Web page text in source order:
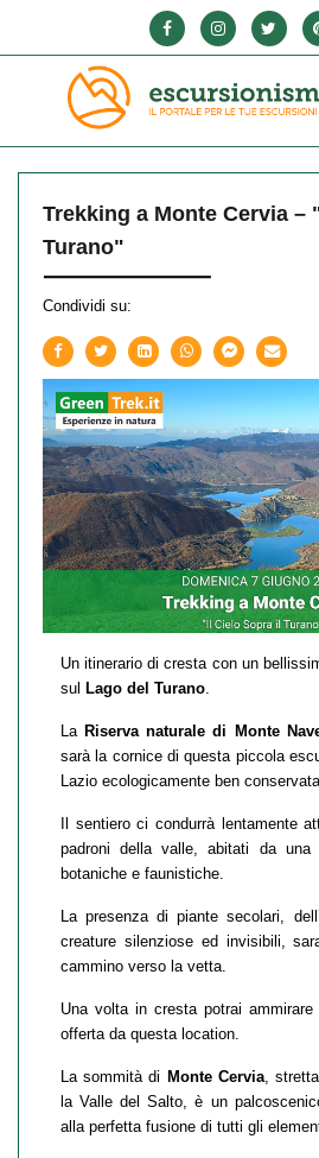
Trekking a Monte Cervia –
Turano"
Condividi su:
Un itinerario di cresta con un
sul Lago del Turano
La Riserva naturale di Monte
sarà la cornice di questa piccola
Lazio ecologicamente ben conservata.
Il sentiero ci condurrà lentamente
padroni della valle, abitati da una
botaniche e faunistiche.
La presenza di piante secolari,
creature silenziose ed invisibili,
cammino verso la vetta.
Una volta in cresta potrai ammirare
offerta da questa location.
La sommità di Monte Cervia,
la Valle del Salto, è un
alla perfetta fusione di tutti gli